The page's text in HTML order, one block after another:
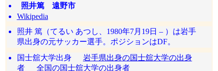
照井篤 遠野市
Wikipedia
照井 篤（てるい あつし、1980年7月19日 – ）は岩手
県出身の元サッカー選手。ポジションはDF。
国士舘大学出身 岩手県出身の国士舘大学の出身
者
全国の国士舘大学の出身者